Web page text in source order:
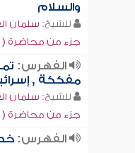
والسلام
للشيخ: سلمان
جزء من محاضرة (
الفهرس:
مفككة ,
للشيخ: سلمان
جزء من محاضرة (
الفهرس: